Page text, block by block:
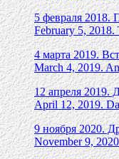
5 февраля 2018.
February 5,
4 марта 2019.
March 4, 2019.
12 апреля 2019.
April 12, 2019.
9 ноября 2020.
November 9,